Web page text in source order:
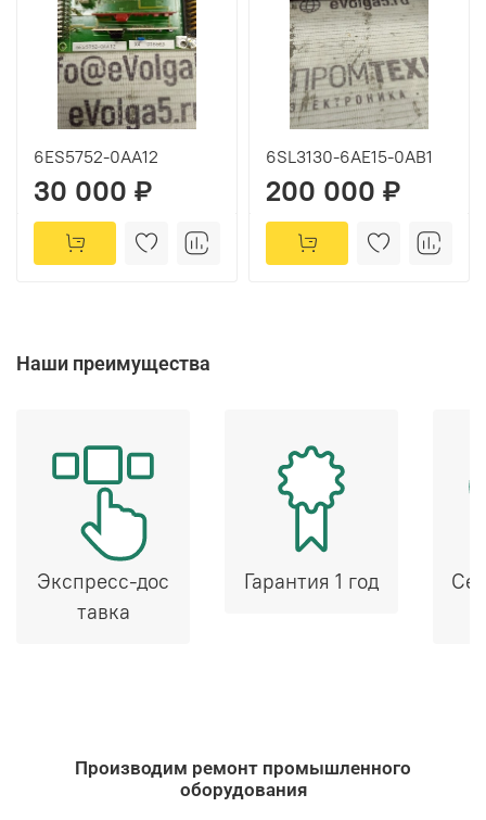
6ES5752-0AA12
30 000 ₽
6SL3130-6AE15-0AB1
200 000 ₽
Наши преимущества
Экспресс-дос
тавка
Гарантия 1 год
Производим ремонт промышленного
оборудования